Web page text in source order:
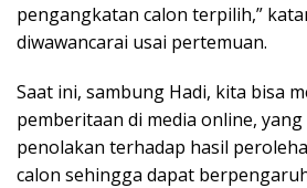
pengangkatan calon terpilih,”
diwawancarai usai pertemuan.
Saat ini, sambung Hadi, kita bisa
pemberitaan di media online,
penolakan terhadap hasil
calon sehingga dapat